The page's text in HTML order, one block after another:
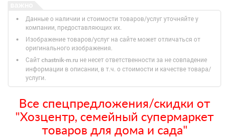
Данные о наличии и стоимости товаров/услуг уточняйте у
компании, предоставляющих их.
Изображение товаров/услуг на сайте может отличаться от
оригинального изображения.
Сайт chastnik-m.ru не несет ответственности за не совпадение
информации в описании, в т.ч. о стоимости и качестве товара/
услуги.
Все спецпредложения/скидки от
"Хозцентр, семейный супермаркет
товаров для дома и сада"